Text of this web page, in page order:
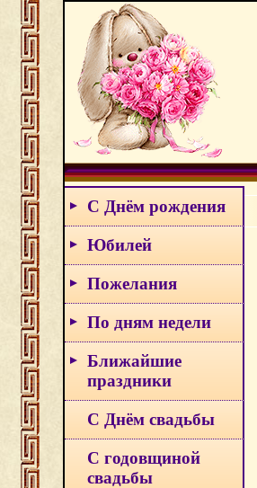
С Днём рождения
Юбилей
Пожелания
По дням недели
Ближайшие
праздники
С Днём свадьбы
С годовщиной
свадьбы